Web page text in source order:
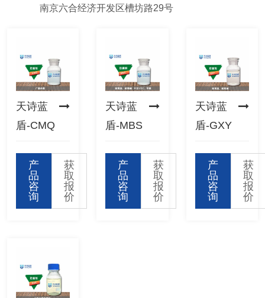
南京六合经济开发区槽坊路29号
天诗蓝
盾-CMQ
产
品
咨
询
获
取
报
价
天诗蓝
盾-MBS
产
品
咨
询
获
取
报
价
天诗蓝
盾-GXY
产
品
咨
询
获
取
报
价